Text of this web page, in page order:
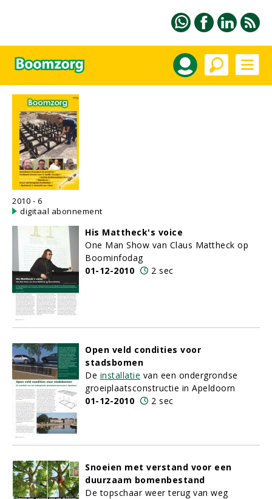
2010 - 6
digitaal abonnement
His Mattheck's voice
One Man Show van Claus Mattheck op
Boominfodag
01-12-2010
2 sec
Open veld condities voor
stadsbomen
De installatie van een ondergrondse
groeiplaatsconstructie in Apeldoorn
01-12-2010
2 sec
Snoeien met verstand voor een
duurzaam bomenbestand
De topschaar weer terug van weg